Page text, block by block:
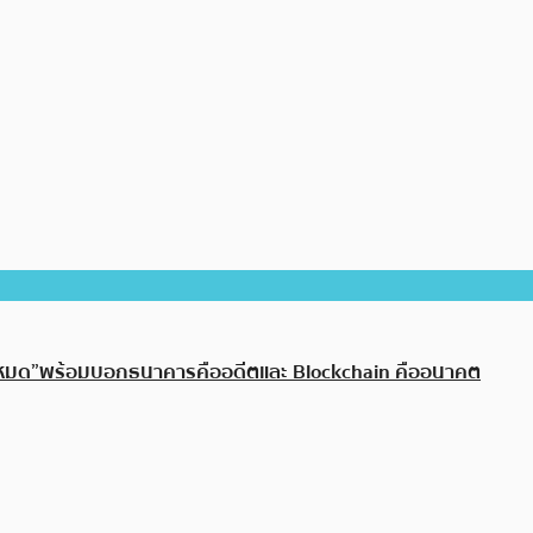
มด”พร้อมบอกธนาคารคืออดีตและ Blockchain คืออนาคต